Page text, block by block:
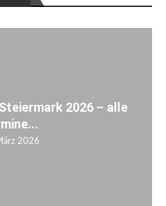
2026 – alle
2026